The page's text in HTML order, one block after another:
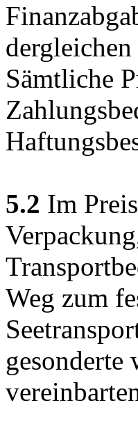
Sämtliche
5.2 Im
Weg zum
gesonderte